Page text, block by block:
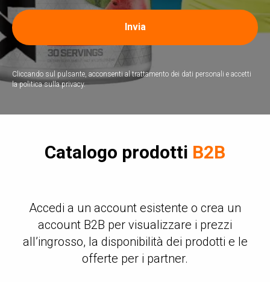
Invia
Cliccando sul pulsante, acconsenti al trattamento dei dati personali e accetti
la politica sulla privacy.
Catalogo prodotti B2B
Accedi a un account esistente o crea un
account B2B per visualizzare i prezzi
all’ingrosso, la disponibilità dei prodotti e le
offerte per i partner.